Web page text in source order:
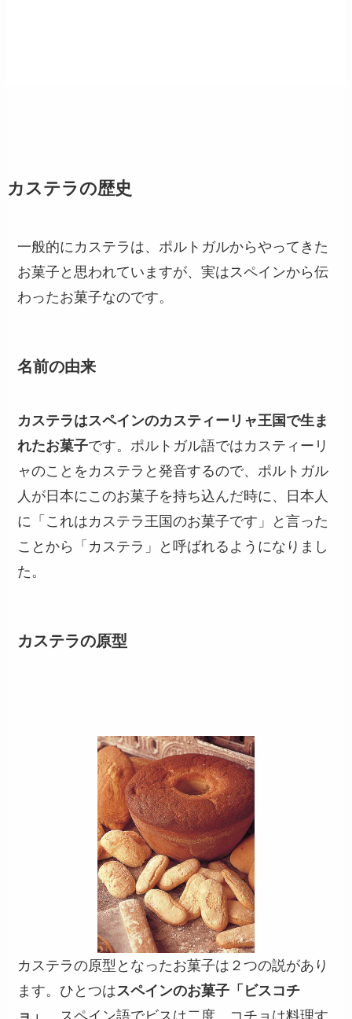
カステラの歴史
一般的にカステラは、ポルトガルからやってきた
お菓子と思われていますが、実はスペインから伝
わったお菓子なのです。
名前の由来
カステラはスペインのカスティーリャ王国で生ま
れたお菓子です。ポルトガル語ではカスティーリ
ャのことをカステラと発音するので、ポルトガル
人が日本にこのお菓子を持ち込んだ時に、日本人
に「これはカステラ王国のお菓子です」と言った
ことから「カステラ」と呼ばれるようになりまし
た。
カステラの原型
カステラの原型となったお菓子は２つの説があり
ます。ひとつはスペインのお菓子「ビスコチ